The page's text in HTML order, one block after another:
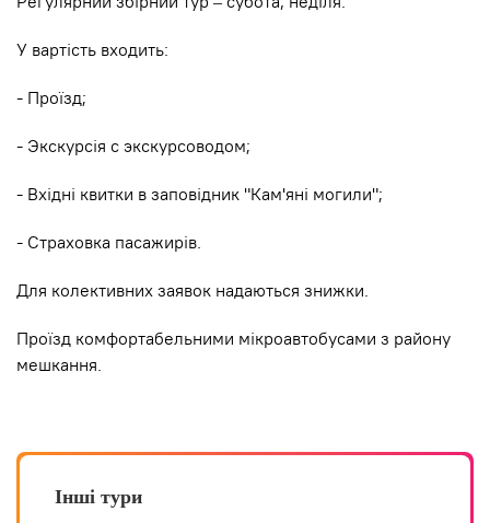
У вартість входить:
- Проїзд;
- Экскурсiя с экскурсоводом;
- Вхідні квитки в заповідник "Кам'яні могили";
- Страховка пасажирів.
Для колективних заявок надаються знижки.
Проїзд комфортабельними мікроавтобусами з району
мешкання.
Інші тури